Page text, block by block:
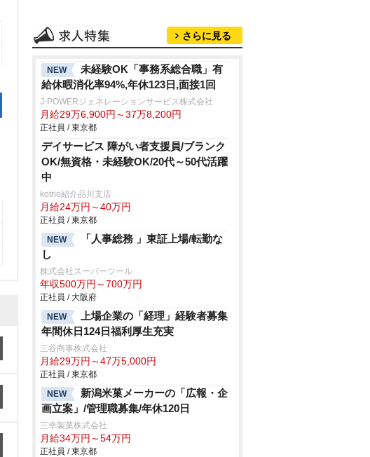
さらに見る
NEW
未経験OK「事務系総合職」有
給休暇消化率94%,年休123日,面接1回
J-POWERジェネレーションサービス株式会社
月給29万6,900円～37万8,200円
正社員 / 東京都
デイサービス 障がい者支援員/ブランク
OK/無資格・未経験OK/20代～50代活躍
中
kotrio紹介品川支店
月給24万円～40万円
正社員 / 東京都
NEW
「人事総務 」東証上場/転勤な
し
株式会社スーパーツール
年収500万円～700万円
正社員 / 大阪府
NEW
上場企業の「経理」経験者募集
年間休日124日福利厚生充実
三谷商事株式会社
月給29万円～47万5,000円
正社員 / 東京都
NEW
新潟米菓メーカーの「広報・企
画立案」/管理職募集/年休120日
三幸製菓株式会社
月給34万円～54万円
正社員 / 東京都